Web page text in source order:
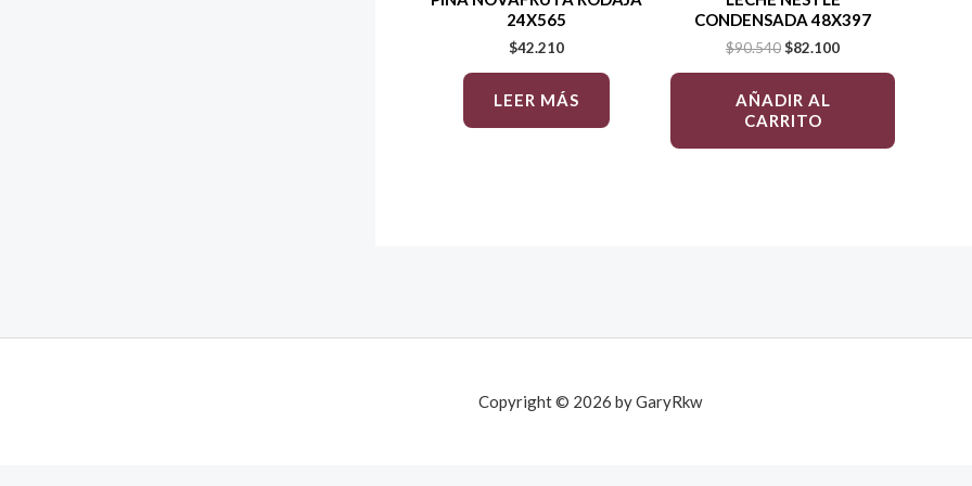
24X565
$42.210
LEER MÁS
CONDENSADA 48X397
$90.540$82.100
AÑADIR AL
CARRITO
Copyright © 2026 by GaryRkw